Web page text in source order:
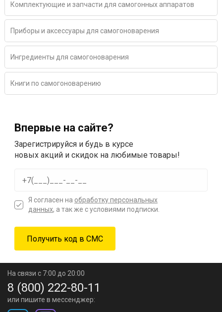
Комплектующие и запчасти для самогонных аппаратов
Приборы и аксессуары для самогоноварения
Ингредиенты для самогоноварения
Книги по самогоноварению
Впервые на сайте?
Зарегистрируйся и будь в курсе
новых акций и скидок на любимые товары!
Я согласен на обработку персональных
данных, а так же с условиями подписки.
На связи с 7:00 до 20:00
8 (800) 222-80-11
или пишите в мессенджер: